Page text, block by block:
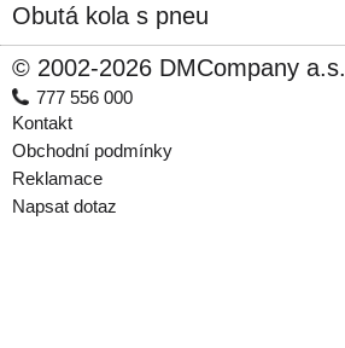
Obutá kola s pneu
© 2002-2026 DMCompany a.s.
777 556 000
Kontakt
Obchodní podmínky
Reklamace
Napsat dotaz